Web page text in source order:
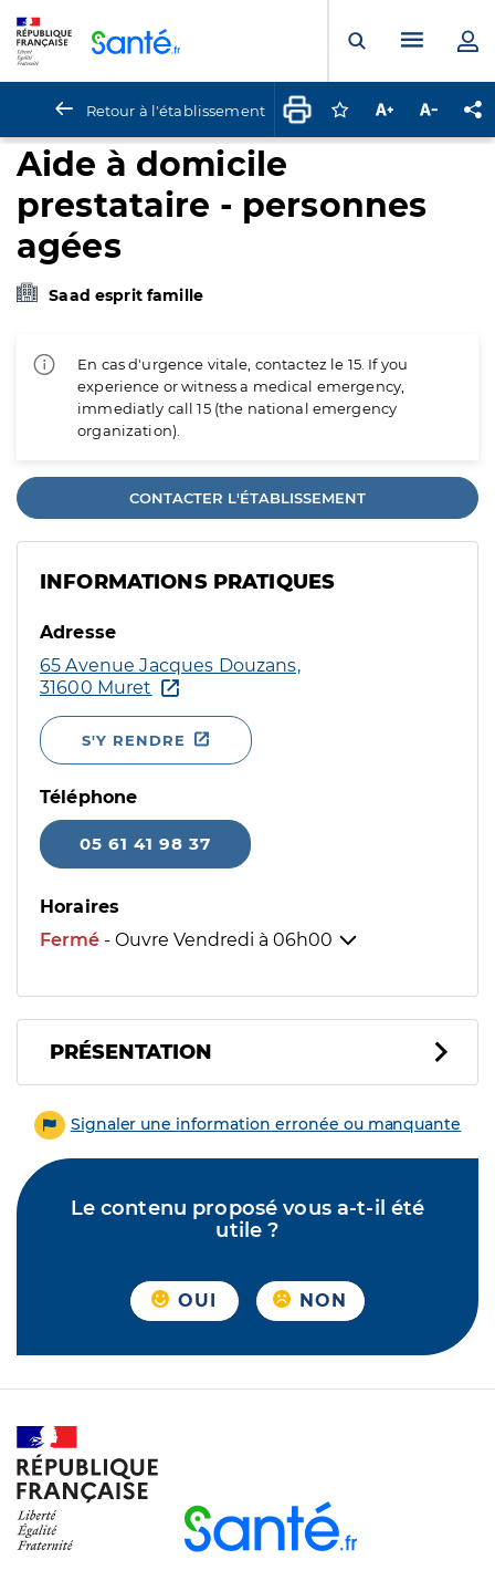
Ouvrir laMenu
Retour à l'établissement Connectez-vous
Augmenter la
Aide à domicile
prestataire - personnes
agées
Saad esprit famille
En cas d'urgence vitale, contactez le 15. If you
experience or witness a medical emergency,
immediatly call 15 (the national emergency
organization).
CONTACTER L'ÉTABLISSEMENT
INFORMATIONS PRATIQUES
Adresse
65 Avenue Jacques Douzans,
31600 Muret
S'Y RENDRE
Téléphone
05 61 41 98 37
Horaires
Fermé - Ouvre Vendredi à 06h00
PRÉSENTATION
Signaler une information erronée ou manquante
Le contenu proposé vous a-t-il été
utile ?
OUI NON